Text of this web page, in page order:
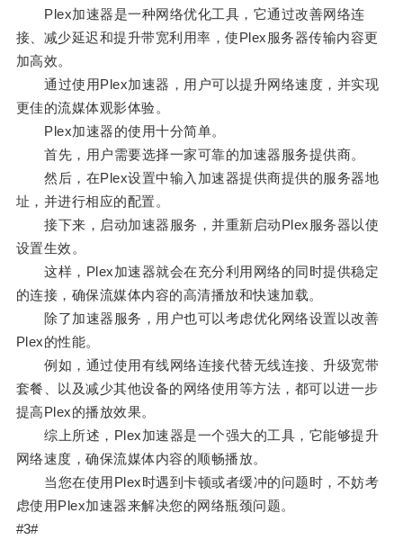
Plex加速器是一种网络优化工具，它通过改善网络连
接、减少延迟和提升带宽利用率，使Plex服务器传输内容更
加高效。
通过使用Plex加速器，用户可以提升网络速度，并实现
更佳的流媒体观影体验。
Plex加速器的使用十分简单。
首先，用户需要选择一家可靠的加速器服务提供商。
然后，在Plex设置中输入加速器提供商提供的服务器地
址，并进行相应的配置。
接下来，启动加速器服务，并重新启动Plex服务器以使
设置生效。
这样，Plex加速器就会在充分利用网络的同时提供稳定
的连接，确保流媒体内容的高清播放和快速加载。
除了加速器服务，用户也可以考虑优化网络设置以改善
Plex的性能。
例如，通过使用有线网络连接代替无线连接、升级宽带
套餐、以及减少其他设备的网络使用等方法，都可以进一步
提高Plex的播放效果。
综上所述，Plex加速器是一个强大的工具，它能够提升
网络速度，确保流媒体内容的顺畅播放。
当您在使用Plex时遇到卡顿或者缓冲的问题时，不妨考
虑使用Plex加速器来解决您的网络瓶颈问题。
#3#